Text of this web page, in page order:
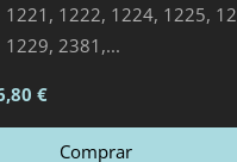
1221, 1222, 1224, 1225,
1229, 2381,...
€